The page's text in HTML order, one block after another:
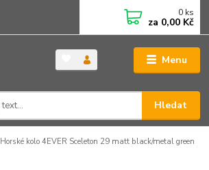
Menu
Hledat
0 ks
za 0,00 Kč
Horské kolo 4EVER Sceleton 29 matt black/metal green